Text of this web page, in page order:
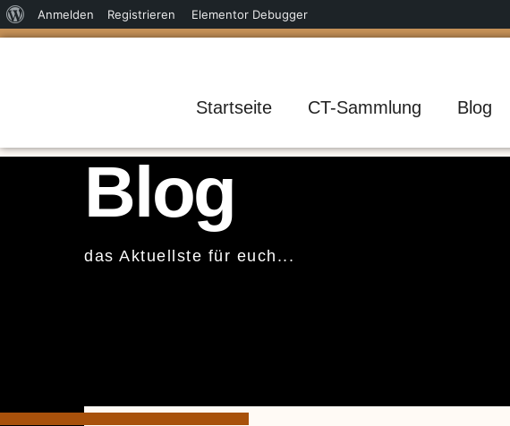
Über
WordPress
Anmelden Registrieren Elementor Debugger
Zum
Startseite CT-Sammlung Blog
Blog
das Aktuellste für euch...